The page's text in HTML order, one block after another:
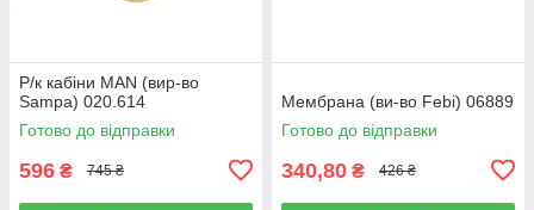
Р/к кабіни MAN (вир-во
Sampa) 020.614
Готово до відправки
596 ₴ 745 ₴
Мембрана (ви-во Febi) 06889
Готово до відправки
340,80 ₴ 426 ₴